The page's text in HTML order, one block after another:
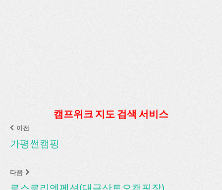
캠프위크 지도 검색 서비스
이전
가평썬캠핑
다음
로스로리엔펜션(대금산토오캠핑장)